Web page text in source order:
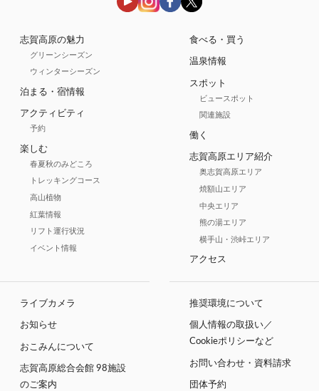
志賀高原の魅力
グリーンシーズン
ウィンターシーズン
泊まる・宿情報
アクティビティ
予約
楽しむ
春夏秋のみどころ
トレッキングコース
高山植物
紅葉情報
リフト運行状況
イベント情報
食べる・買う
温泉情報
スポット
ビュースポット
関連施設
働く
志賀高原エリア紹介
奥志賀高原エリア
焼額山エリア
中央エリア
熊の湯エリア
横手山・渋峠エリア
アクセス
ライブカメラ
お知らせ
おこみんについて
志賀高原総合会館 98施設
のご案内
推奨環境について
個人情報の取扱い／
Cookieポリシーなど
お問い合わせ・資料請求
団体予約